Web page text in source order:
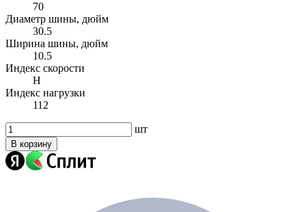
70
Диаметр шины, дюйм
30.5
Ширина шины, дюйм
10.5
Индекс скорости
H
Индекс нагрузки
112
шт
В корзину